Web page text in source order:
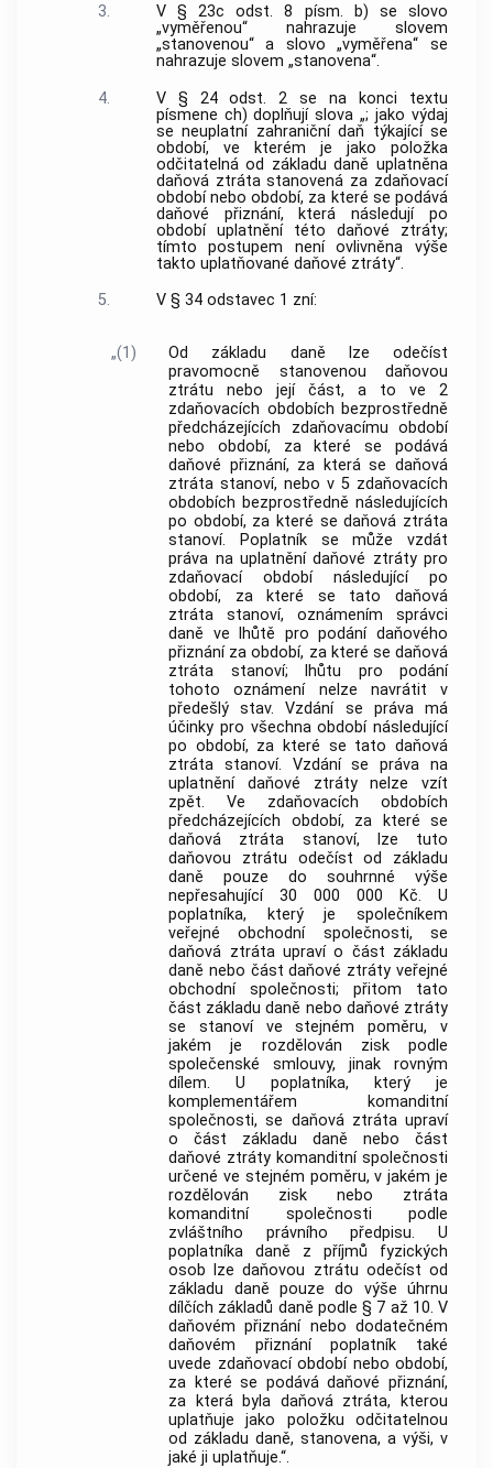
3.
V § 23c odst. 8 písm. b) se slovo
„vyměřenou“ nahrazuje slovem
„stanovenou“ a slovo „vyměřena“ se
nahrazuje slovem „stanovena“.
4.
V § 24 odst. 2 se na konci textu
písmene ch) doplňují slova „; jako výdaj
se neuplatní zahraniční daň týkající se
období, ve kterém je jako položka
odčitatelná od základu daně uplatněna
daňová ztráta stanovená za zdaňovací
období nebo období, za které se podává
daňové přiznání, která následují po
období uplatnění této daňové ztráty;
tímto postupem není ovlivněna výše
takto uplatňované daňové ztráty“.
5.
V § 34 odstavec 1 zní:
„(1)
Od základu daně lze odečíst
pravomocně stanovenou daňovou
ztrátu nebo její část, a to ve 2
zdaňovacích obdobích bezprostředně
předcházejících zdaňovacímu období
nebo období, za které se podává
daňové přiznání, za která se daňová
ztráta stanoví, nebo v 5 zdaňovacích
obdobích bezprostředně následujících
po období, za které se daňová ztráta
stanoví. Poplatník se může vzdát
práva na uplatnění daňové ztráty pro
zdaňovací období následující po
období, za které se tato daňová
ztráta stanoví, oznámením správci
daně ve lhůtě pro podání daňového
přiznání za období, za které se daňová
ztráta stanoví; lhůtu pro podání
tohoto oznámení nelze navrátit v
předešlý stav. Vzdání se práva má
účinky pro všechna období následující
po období, za které se tato daňová
ztráta stanoví. Vzdání se práva na
uplatnění daňové ztráty nelze vzít
zpět. Ve zdaňovacích obdobích
předcházejících období, za které se
daňová ztráta stanoví, lze tuto
daňovou ztrátu odečíst od základu
daně pouze do souhrnné výše
nepřesahující 30 000 000 Kč. U
poplatníka, který je společníkem
veřejné obchodní společnosti, se
daňová ztráta upraví o část základu
daně nebo část daňové ztráty veřejné
obchodní společnosti; přitom tato
část základu daně nebo daňové ztráty
se stanoví ve stejném poměru, v
jakém je rozdělován zisk podle
společenské smlouvy, jinak rovným
dílem. U poplatníka, který je
komplementářem komanditní
společnosti, se daňová ztráta upraví
o část základu daně nebo část
daňové ztráty komanditní společnosti
určené ve stejném poměru, v jakém je
rozdělován zisk nebo ztráta
komanditní společnosti podle
zvláštního právního předpisu. U
poplatníka daně z příjmů fyzických
osob lze daňovou ztrátu odečíst od
základu daně pouze do výše úhrnu
dílčích základů daně podle § 7 až 10. V
daňovém přiznání nebo dodatečném
daňovém přiznání poplatník také
uvede zdaňovací období nebo období,
za které se podává daňové přiznání,
za která byla daňová ztráta, kterou
uplatňuje jako položku odčitatelnou
od základu daně, stanovena, a výši, v
jaké ji uplatňuje.“.